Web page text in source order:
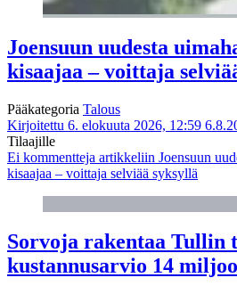
Joensuun uudesta
kisaajaa – voittaja
Pääkategoria Talous
Kirjoitettu 6. elokuuta 2026, 12:59
Tilaajille
Ei kommentteja artikkeliin Joensuun
kisaajaa – voittaja selviää syksyllä
Sorvoja rakentaa Tullin
kustannusarvio 14